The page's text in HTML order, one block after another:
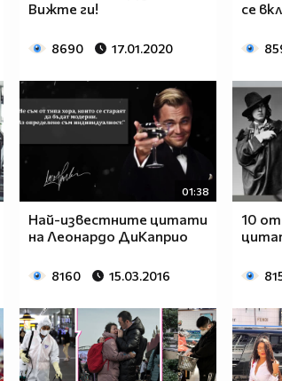
Вижте ги!
8690 17.01.2020
се
01:38
Най-известните цитати
на Леонардо ДиКаприо
8160 15.03.2016
10